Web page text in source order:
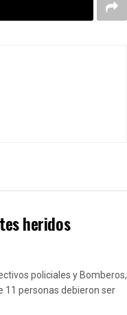
heridos
policiales y Bomberos,
11 personas debieron ser